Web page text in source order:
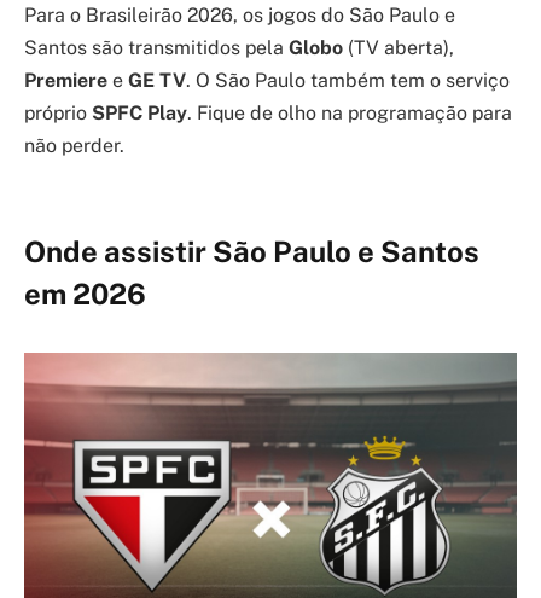
Para o Brasileirão 2026, os jogos do São Paulo e
Santos são transmitidos pela Globo (TV aberta),
Premiere e GE TV. O São Paulo também tem o serviço
próprio SPFC Play. Fique de olho na programação para
não perder.
Onde assistir São Paulo e Santos
em 2026